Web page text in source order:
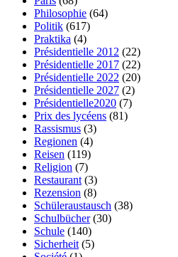
Philosophie (64)
Politik (617)
Praktika (4)
Présidentielle 2012 (22)
Présidentielle 2017 (22)
Présidentielle 2022 (20)
Présidentielle 2027 (2)
Présidentielle2020 (7)
Prix des lycéens (81)
Rassismus (3)
Regionen (4)
Reisen (119)
Religion (7)
Restaurant(3)
Rezension (8)
Schüleraustausch (38)
Schulbücher(30)
Schule (140)
Sicherheit(5)